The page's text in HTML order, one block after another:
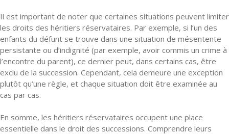
Il est important de noter que certaines situations peuvent limiter
les droits des héritiers réservataires. Par exemple, si l’un des
enfants du défunt se trouve dans une situation de mésentente
persistante ou d’indignité (par exemple, avoir commis un crime à
l’encontre du parent), ce dernier peut, dans certains cas, être
exclu de la succession. Cependant, cela demeure une exception
plutôt qu’une règle, et chaque situation doit être examinée au
cas par cas.
En somme, les héritiers réservataires occupent une place
essentielle dans le droit des successions. Comprendre leurs